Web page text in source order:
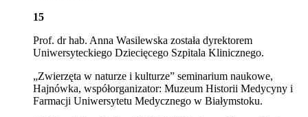
15
Prof. dr hab. Anna Wasilewska została dyrektorem
Uniwersyteckiego Dziecięcego Szpitala Klinicznego.
„Zwierzęta w naturze i kulturze” seminarium naukowe,
Hajnówka, współorganizator: Muzeum Historii Medycyny i
Farmacji Uniwersytetu Medycznego w Białymstoku.